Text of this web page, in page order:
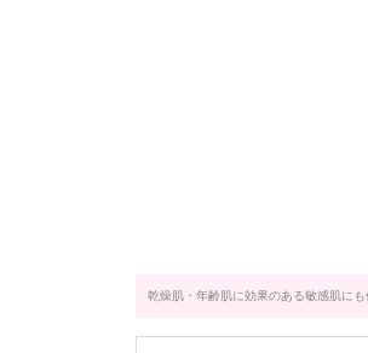
乾燥肌・年齢肌に効果のある敏感肌に